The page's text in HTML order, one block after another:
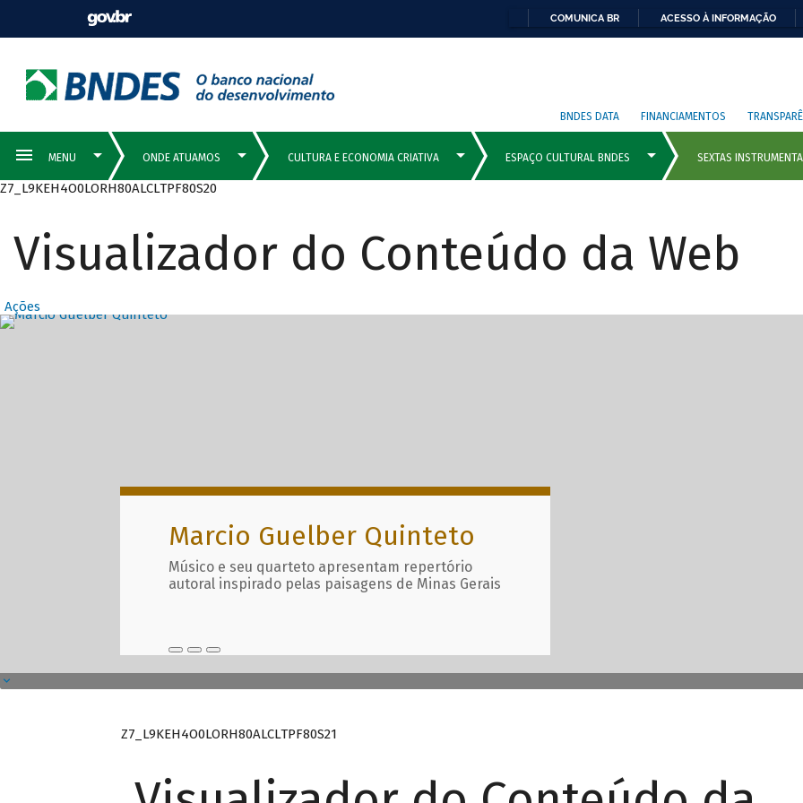
COMUNICA BR ACESSO À INFORMAÇÃO
BNDES DATA FINANCIAMENTOS
Z7_L9KEH4O0LORH80ALCLTPF80S20
Visualizador do Conteúdo da Web
Ações
Destaques Principais com
Marcio Guelber Quinteto
Músico e seu quarteto apresentam repertório
autoral inspirado pelas paisagens de Minas Gerais
Z7_L9KEH4O0LORH80ALCLTPF80S21